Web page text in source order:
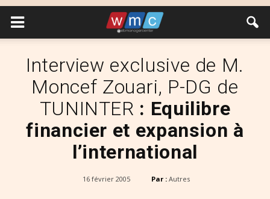
Interview exclusive de M.
Moncef Zouari, P-DG de
TUNINTER : Equilibre
financier et expansion à
l’international
16 février 2005 Par : Autres